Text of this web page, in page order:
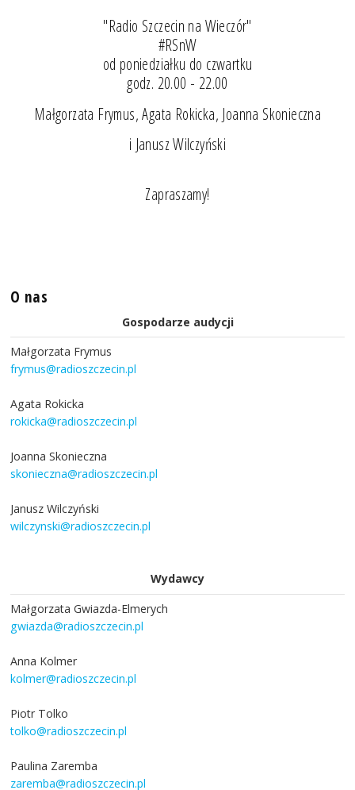
"Radio Szczecin na Wieczór"
#RSnW
od poniedziałku do czwartku
godz. 20.00 - 22.00
Małgorzata Frymus, Agata Rokicka, Joanna Skonieczna
i Janusz Wilczyński
Zapraszamy!
O nas
Gospodarze audycji
Małgorzata Frymus
frymus@radioszczecin.pl
Agata Rokicka
rokicka@radioszczecin.pl
Joanna Skonieczna
skonieczna@radioszczecin.pl
Janusz Wilczyński
wilczynski@radioszczecin.pl
Wydawcy
Małgorzata Gwiazda-Elmerych
gwiazda@radioszczecin.pl
Anna Kolmer
kolmer@radioszczecin.pl
Piotr Tolko
tolko@radioszczecin.pl
Paulina Zaremba
zaremba@radioszczecin.pl